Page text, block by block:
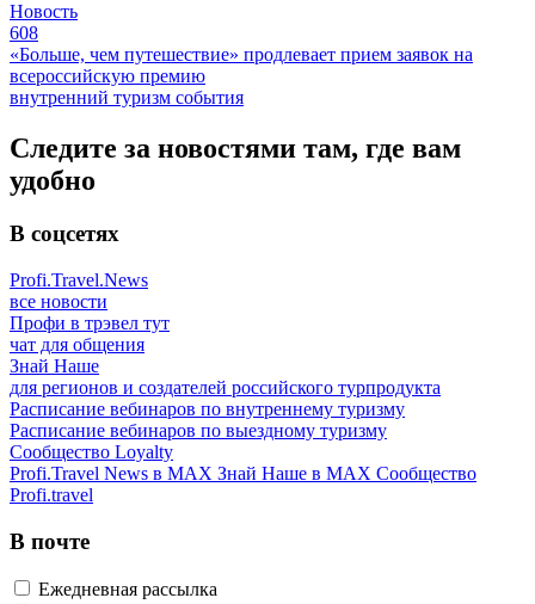
Новость
608
«Больше, чем путешествие» продлевает прием заявок на
всероссийскую премию
внутренний туризм события
Следите за новостями там, где вам
удобно
В соцсетях
Profi.Travel.News
все новости
Профи в трэвел тут
чат для общения
Знай Наше
для регионов и создателей российского турпродукта
Расписание вебинаров по внутреннему туризму
Расписание вебинаров по выездному туризму
Сообщество Loyalty
Profi.Travel News в MAX Знай Наше в MAX Сообщество
Profi.travel
В почте
Ежедневная рассылка